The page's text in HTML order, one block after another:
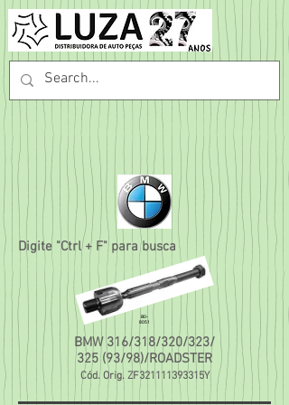
Digite "Ctrl + F" para busca
B0-
8051
BMW 316/318/320/323/
325 (93/98)/ROADSTER
Cód. Orig. ZF321111393315Y